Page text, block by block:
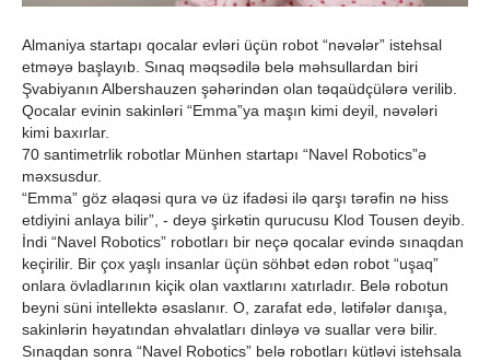
Almaniya startapı qocalar evləri üçün robot “nəvələr” istehsal
etməyə başlayıb. Sınaq məqsədilə belə məhsullardan biri
Şvabiyanın Albershauzen şəhərindən olan təqaüdçülərə verilib.
Qocalar evinin sakinləri “Emma”ya maşın kimi deyil, nəvələri
kimi baxırlar.
70 santimetrlik robotlar Münhen startapı “Navel Robotics”ə
məxsusdur.
“Emma” göz əlaqəsi qura və üz ifadəsi ilə qarşı tərəfin nə hiss
etdiyini anlaya bilir”, - deyə şirkətin qurucusu Klod Tousen deyib.
İndi “Navel Robotics” robotları bir neçə qocalar evində sınaqdan
keçirilir. Bir çox yaşlı insanlar üçün söhbət edən robot “uşaq”
onlara övladlarının kiçik olan vaxtlarını xatırladır. Belə robotun
beyni süni intellektə əsaslanır. O, zarafat edə, lətifələr danışa,
sakinlərin həyatından əhvalatları dinləyə və suallar verə bilir.
Sınaqdan sonra “Navel Robotics” belə robotları kütləvi istehsala